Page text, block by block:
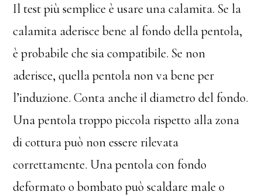
Il test più semplice è usare una calamita. Se la
calamita aderisce bene al fondo della pentola,
è probabile che sia compatibile. Se non
aderisce, quella pentola non va bene per
l’induzione. Conta anche il diametro del fondo.
Una pentola troppo piccola rispetto alla zona
di cottura può non essere rilevata
correttamente. Una pentola con fondo
deformato o bombato può scaldare male o